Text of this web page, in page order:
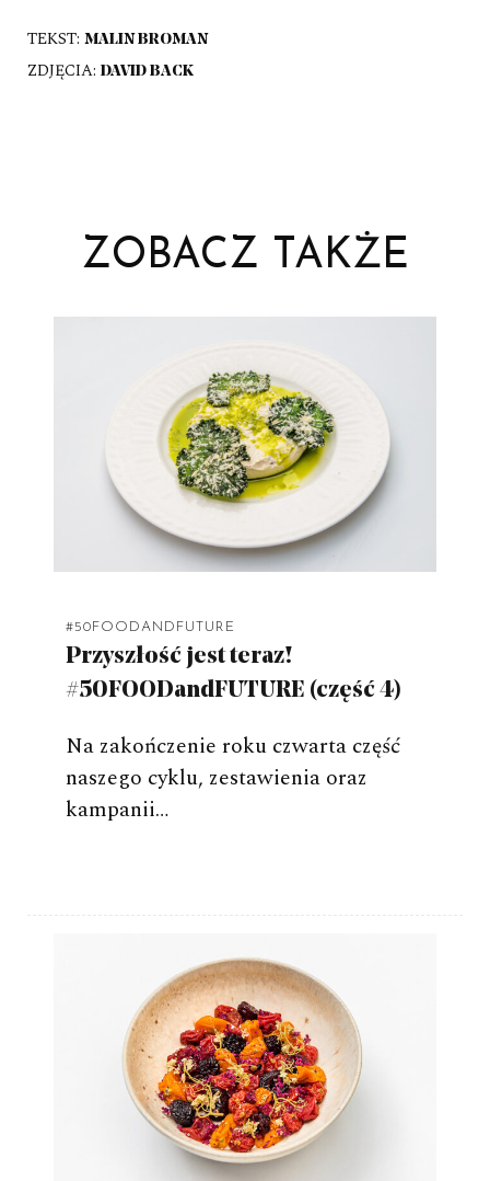
TEKST: MALIN BROMAN
ZDJĘCIA: DAVID BACK
ZOBACZ TAKŻE
#50FOODANDFUTURE
Przyszłość jest teraz!
#50FOODandFUTURE (część 4)
Na zakończenie roku czwarta część
naszego cyklu, zestawienia oraz
kampanii…